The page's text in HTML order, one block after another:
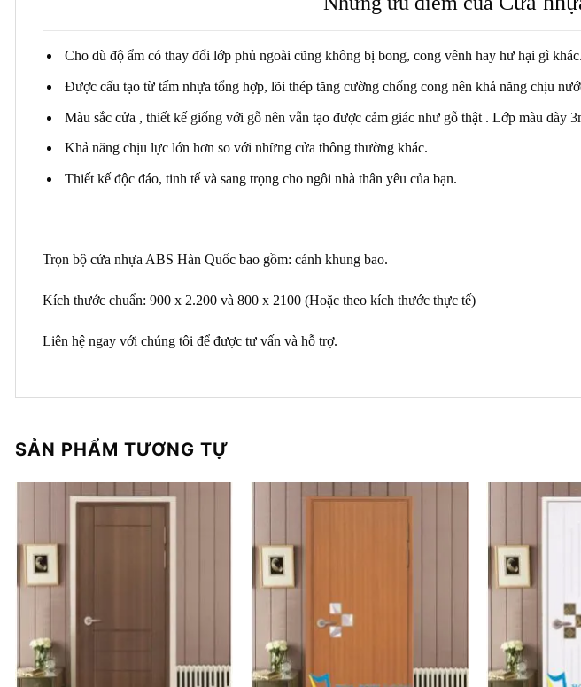
Cho dù độ ẩm có thay đổi lớp phủ ngoài cũng không bị bong, cong vênh hay hư hại gì khác.
Được cấu tạo từ tấm nhựa tổng hợp, lõi thép tăng cường chống cong nên khả năng chịu
Màu sắc cửa , thiết kế giống với gỗ nên vẫn tạo được cảm giác như gỗ thật . Lớp màu dày
Khả năng chịu lực lớn hơn so với những cửa thông thường khác.
Thiết kế độc đáo, tinh tế và sang trọng cho ngôi nhà thân yêu của bạn.
Trọn bộ cửa nhựa ABS Hàn Quốc bao gồm: cánh khung bao.
Kích thước chuẩn: 900 x 2.200 và 800 x 2100 (Hoặc theo kích thước thực tế)
Liên hệ ngay với chúng tôi để được tư vấn và hỗ trợ.
SẢN PHẨM TƯƠNG TỰ